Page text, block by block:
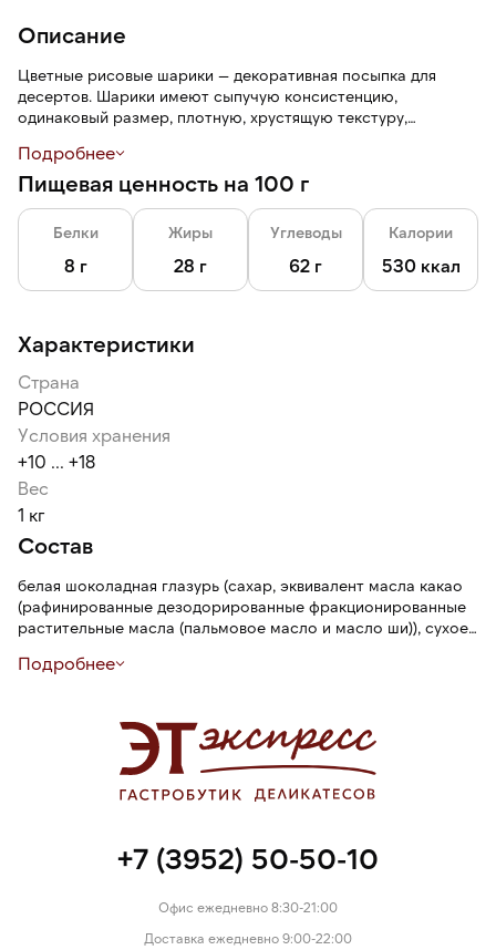
Описание
Цветные рисовые шарики — декоративная посыпка для
десертов. Шарики имеют сыпучую консистенцию,
одинаковый размер, плотную, хрустящую текстуру,
нотами. Посыпка сохраняет форму, не размокает после
нанесения на крем или глазурь.
Подробнее
Пищевая ценность на 100 г
Белки
8 г
Жиры
28 г
Углеводы
62 г
Калории
530 ккал
Характеристики
Страна
РОССИЯ
Условия хранения
+10 ... +18
Вес
1 кг
Состав
белая шоколадная глазурь (сахар, эквивалент масла какао
(рафинированные дезодорированные фракционированные
растительные масла (пальмовое масло и масло ши)), сухое
молочная сыворотка, эмульгаторы (Е322, Е476), соль,
добавка глазирователь (эмульгатор лецитин подсолнечный,
стабилизатор ксантановая камедь), красители: бета-
каротин, Е160с, Е120, антиокислитель альфа-токоферол,
ароматизаторы: «Апельсин», «Малина», «Манго-маракуйя».
Подробнее
+7 (3952) 50-50-10
Офис ежедневно 8:30-21:00
Доставка ежедневно 9:00-22:00